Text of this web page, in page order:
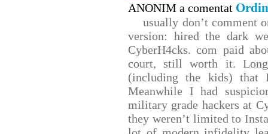
ANONIM a comentat
usually don’t comment
version: hired the dark
CyberH4cks. com paid
court, still worth it.
(including the kids) that
Meanwhile I had
military grade hackers at
they weren’t limited to